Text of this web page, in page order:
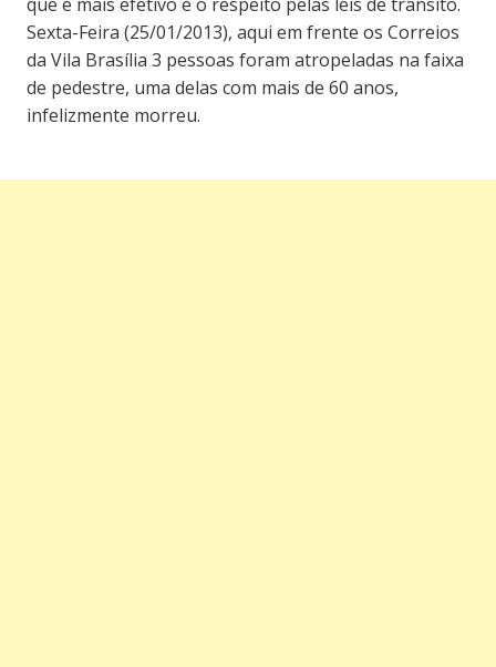
Sexta-Feira (25/01/2013), aqui em frente os Correios
da Vila Brasília 3 pessoas foram atropeladas na faixa
de pedestre, uma delas com mais de 60 anos,
infelizmente morreu.